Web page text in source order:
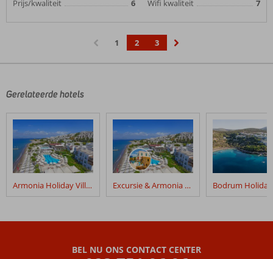
Prijs/kwaliteit
6
Wifi kwaliteit
7
1 2
3
Gerelateerde hotels
Armonia Holiday Village Excursie & Armonia Holiday Village
BEL NU ONS CONTACT CENTER